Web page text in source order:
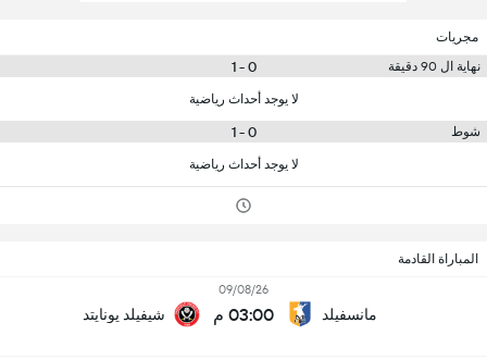
مجريات
نهاية ال 90 دقيقة
0 - 1
لا يوجد أحداث رياضية
شوط 0 - 1
لا يوجد أحداث رياضية
المباراة القادمة
مانسفيلد
09/08/26
03:00 م شيفيلد يونايتد